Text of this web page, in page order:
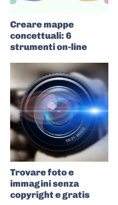
Creare mappe
concettuali: 6
strumenti on-line
Trovare foto e
immagini senza
copyright e gratis